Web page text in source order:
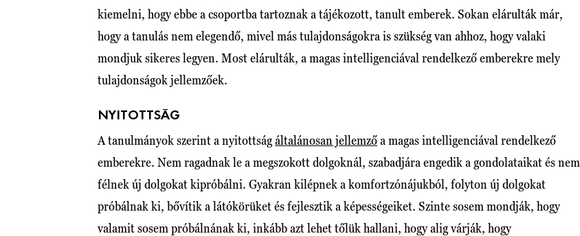
kiemelni, hogy ebbe a csoportba tartoznak a tájékozott, tanult emberek. Sokan elárulták már,
hogy a tanulás nem elegendő, mivel más tulajdonságokra is szükség van ahhoz, hogy valaki
mondjuk sikeres legyen. Most elárulták, a magas intelligenciával rendelkező emberekre mely
tulajdonságok jellemzőek.
NYITOTTSÁG
A tanulmányok szerint a nyitottságáltalánosan jellemzőa magas intelligenciával rendelkező
emberekre. Nem ragadnak le a megszokott dolgoknál, szabadjára engedik a gondolataikat és nem
félnek új dolgokat kipróbálni. Gyakran kilépnek a komfortzónájukból, folyton új dolgokat
próbálnak ki, bővítik a látókörüket és fejlesztik a képességeiket. Szinte sosem mondják, hogy
valamit sosem próbálnának ki, inkább azt lehet tőlük hallani, hogy alig várják, hogy